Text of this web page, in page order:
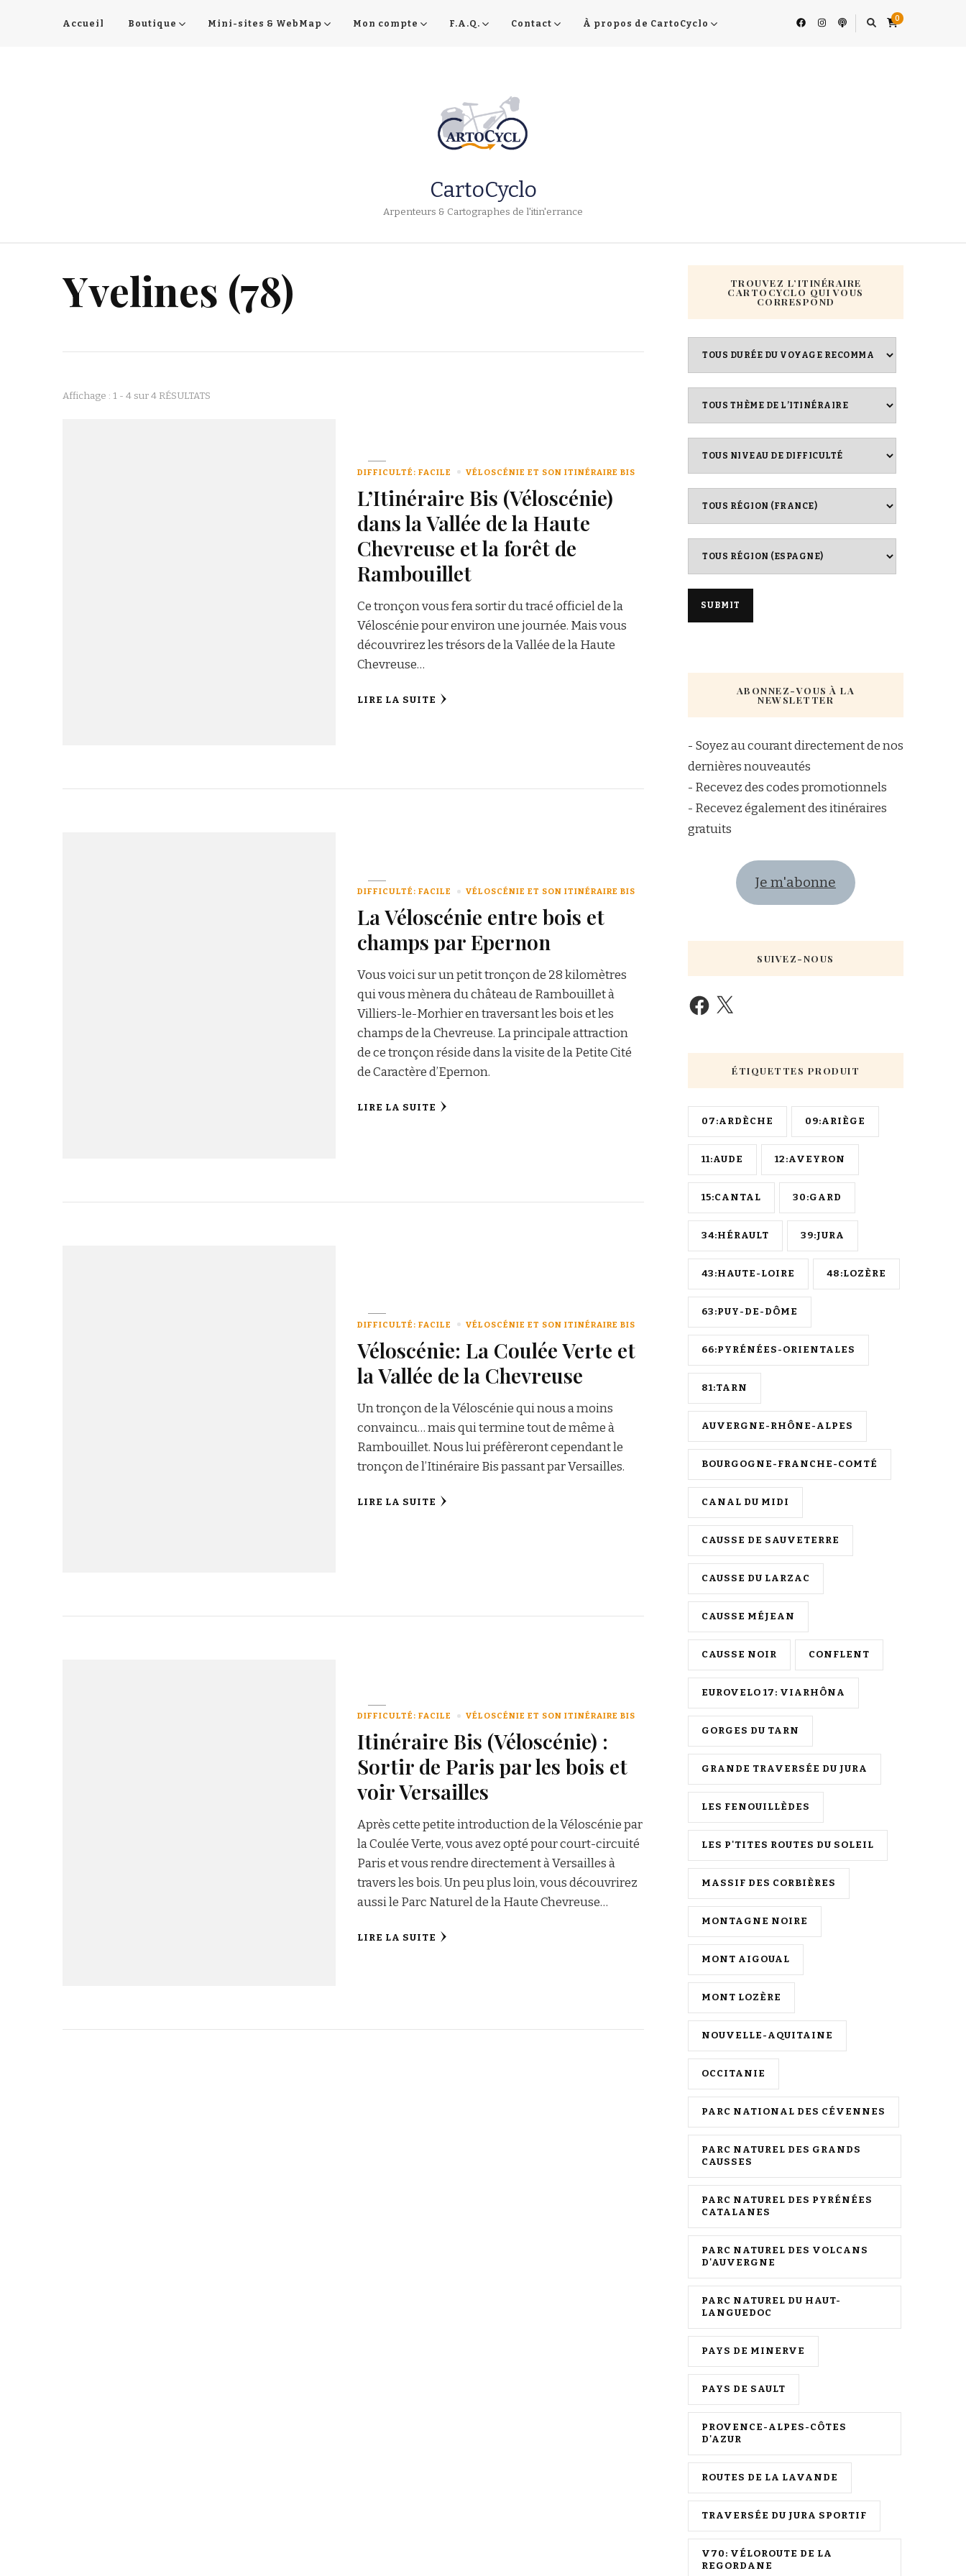
Accueil Boutique Mini-sites & WebMap Mon compte F.A.Q. Contact À propos de CartoCyclo
0
CartoCyclo
Arpenteurs & Cartographes de l'itin'errance
Yvelines (78)
Affichage : 1 - 4 sur 4 RÉSULTATS
DIFFICULTÉ: FACILE VÉLOSCÉNIE ET SON ITINÉRAIRE BIS
L’Itinéraire Bis (Véloscénie)
dans la Vallée de la Haute
Chevreuse et la forêt de
Rambouillet
Ce tronçon vous fera sortir du tracé officiel de la
Véloscénie pour environ une journée. Mais vous
découvrirez les trésors de la Vallée de la Haute
Chevreuse…
LIRE LA SUITE
DIFFICULTÉ: FACILE VÉLOSCÉNIE ET SON ITINÉRAIRE BIS
La Véloscénie entre bois et
champs par Epernon
Vous voici sur un petit tronçon de 28 kilomètres
qui vous mènera du château de Rambouillet à
Villiers-le-Morhier en traversant les bois et les
champs de la Chevreuse. La principale attraction
de ce tronçon réside dans la visite de la Petite Cité
de Caractère d’Epernon.
LIRE LA SUITE
DIFFICULTÉ: FACILE VÉLOSCÉNIE ET SON ITINÉRAIRE BIS
Véloscénie: La Coulée Verte et
la Vallée de la Chevreuse
Un tronçon de la Véloscénie qui nous a moins
convaincu… mais qui termine tout de même à
Rambouillet. Nous lui préfèreront cependant le
tronçon de l’Itinéraire Bis passant par Versailles.
LIRE LA SUITE
DIFFICULTÉ: FACILE VÉLOSCÉNIE ET SON ITINÉRAIRE BIS
Itinéraire Bis (Véloscénie) :
Sortir de Paris par les bois et
voir Versailles
Après cette petite introduction de la Véloscénie par
la Coulée Verte, vous avez opté pour court-circuité
Paris et vous rendre directement à Versailles à
travers les bois. Un peu plus loin, vous découvrirez
aussi le Parc Naturel de la Haute Chevreuse…
LIRE LA SUITE
TROUVEZ L’ITINÉRAIRE
CARTOCYCLO QUI VOUS
CORRESPOND
ABONNEZ-VOUS À LA
NEWSLETTER
- Soyez au courant directement de nos
dernières nouveautés
- Recevez des codes promotionnels
- Recevez également des itinéraires
gratuits
Je m'abonne
SUIVEZ-NOUS
ÉTIQUETTES PRODUIT
07:ARDÈCHE 09:ARIÈGE
11:AUDE 12:AVEYRON
15:CANTAL 30:GARD
34:HÉRAULT 39:JURA
43:HAUTE-LOIRE 48:LOZÈRE
63:PUY-DE-DÔME
66:PYRÉNÉES-ORIENTALES
81:TARN
AUVERGNE-RHÔNE-ALPES
BOURGOGNE-FRANCHE-COMTÉ
CANAL DU MIDI
CAUSSE DE SAUVETERRE
CAUSSE DU LARZAC
CAUSSE MÉJEAN
CAUSSE NOIR CONFLENT
EUROVELO 17: VIARHÔNA
GORGES DU TARN
GRANDE TRAVERSÉE DU JURA
LES FENOUILLÈDES
LES P'TITES ROUTES DU SOLEIL
MASSIF DES CORBIÈRES
MONTAGNE NOIRE
MONT AIGOUAL
MONT LOZÈRE
NOUVELLE-AQUITAINE
OCCITANIE
PARC NATIONAL DES CÉVENNES
PARC NATUREL DES GRANDS
CAUSSES
PARC NATUREL DES PYRÉNÉES
CATALANES
PARC NATUREL DES VOLCANS
D'AUVERGNE
PARC NATUREL DU HAUT-
LANGUEDOC
PAYS DE MINERVE
PAYS DE SAULT
PROVENCE-ALPES-CÔTES
D'AZUR
ROUTES DE LA LAVANDE
TRAVERSÉE DU JURA SPORTIF
V70: VÉLOROUTE DE LA
REGORDANE